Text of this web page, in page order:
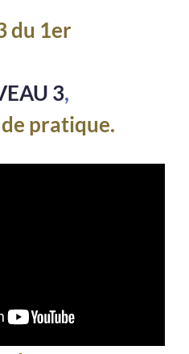
du 1er
3,
pratique.